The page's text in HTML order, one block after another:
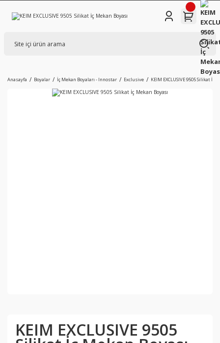
Anasayfa Boyalar İç Mekan Boyaları - Innostar Exclusive KEIM EXCLUSIVE 9505 Silikat İç
KEIM EXCLUSIVE 9505